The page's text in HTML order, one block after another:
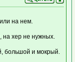
на нем.
на хер не нужных.
большой и мокрый.